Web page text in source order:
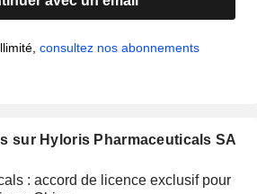
consultez nos abonnements
sur Hyloris Pharmaceuticals SA
: accord de licence exclusif pour